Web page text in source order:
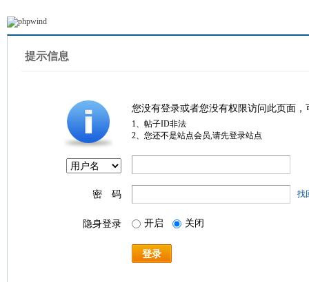
提示信息
您没有登录或者您没有权限访问此页面
1、帖子ID非法
2、您还不是站点会员,请先登录站点
密 码 找
隐身登录 开启 关闭
登录